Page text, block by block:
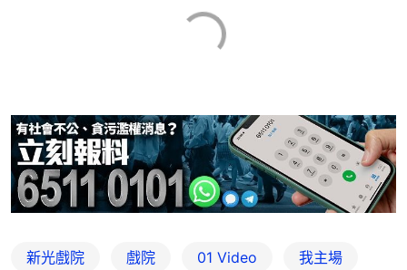
新光戲院 戲院 01 Video 我主場